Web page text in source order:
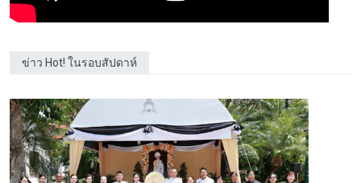
ข่าว Hot! ในรอบสัปดาห์